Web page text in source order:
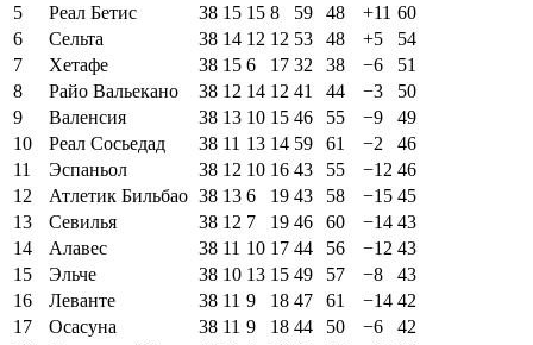
5
Реал Бетис 38 15 15 8 59 48 +11 60
6
Сельта 38 14 12 12 53 48 +5
54
7
Хетафе 38 15 6 17 32 38 −6
51
8
Райо Вальекано 38 12 14 12 41 44 −3
50
9
Валенсия 38 13 10 15 46 55 −9
49
10
Реал Сосьедад 38 11 13 14 59 61 −2
46
11
Эспаньол 38 12 10 16 43 55 −12 46
12
Атлетик Бильбао 38 13 6 19 43 58 −15 45
13
Севилья 38 12 7 19 46 60 −14 43
14
Алавес 38 11 10 17 44 56 −12 43
15
Эльче 38 10 13 15 49 57 −8
43
16
Леванте 38 11 9 18 47 61 −14 42
17
Осасуна 38 11 9 18 44 50 −6
42